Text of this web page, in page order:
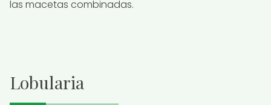
las macetas combinadas.
Lobularia